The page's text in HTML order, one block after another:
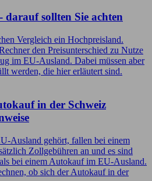
sollten Sie achten
Vergleich ein Hochpreisland.
den Preisunterschied zu Nutze
im EU-Ausland. Dabei müssen aber
werden, die hier erläutert sind.
in der Schweiz
Ausland gehört, fallen bei einem
Zollgebühren an und es sind
bei einem Autokauf im EU-Ausland.
ob sich der Autokauf in der